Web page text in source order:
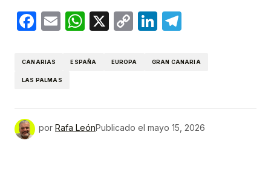
Facebook
EmailWhatsApp
X
CopyLinkedIn
CANARIAS ESPAÑA EUROPA GRAN CANARIA
LAS PALMAS
por Rafa LeónPublicado el mayo 15, 2026